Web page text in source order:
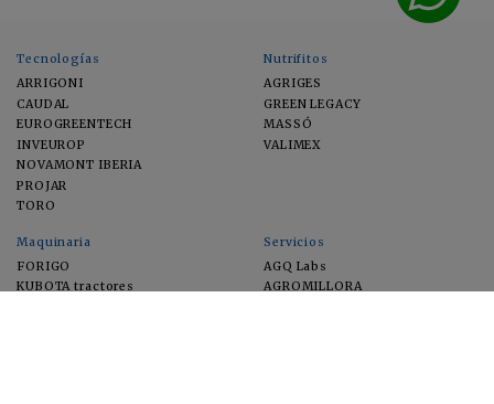
Tecnologías
ARRIGONI
CAUDAL
EUROGREENTECH
INVEUROP
NOVAMONT IBERIA
PROJAR
TORO
Nutrifitos
AGRIGES
GREEN LEGACY
MASSÓ
VALIMEX
Maquinaria
FORIGO
KUBOTA tractores
Servicios
AGQ Labs
AGROMILLORA